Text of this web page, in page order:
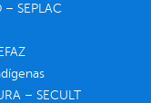
– SEPLAC
– SECULT